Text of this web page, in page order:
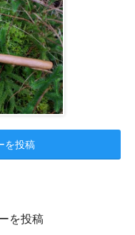
を投稿
を投稿